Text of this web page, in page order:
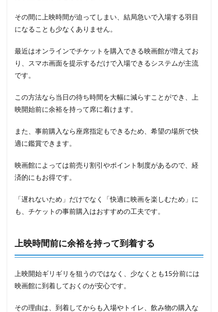
その間に上映時間が迫ってしまい、結局急いで入場する羽目
になることも少なくありません。
最近はオンラインでチケットを購入できる映画館が増えてお
り、スマホ画面を提示するだけで入場できるシステムが主流
です。
この方法なら当日の待ち時間を大幅に減らすことができ、上
映開始前に余裕を持って席に着けます。
また、事前購入なら座席指定もできるため、希望の場所で快
適に鑑賞できます。
映画館によっては前売り割引やポイント制度があるので、経
済的にもお得です。
「遅れないため」だけでなく「快適に映画を楽しむため」に
も、チケットの事前購入はおすすめの工夫です。
上映時間前に余裕を持って到着する
上映開始ギリギリを狙うのではなく、少なくとも15分前には
映画館に到着しておくのが安心です。
その理由は、到着してからも入場やトイレ、飲み物の購入な